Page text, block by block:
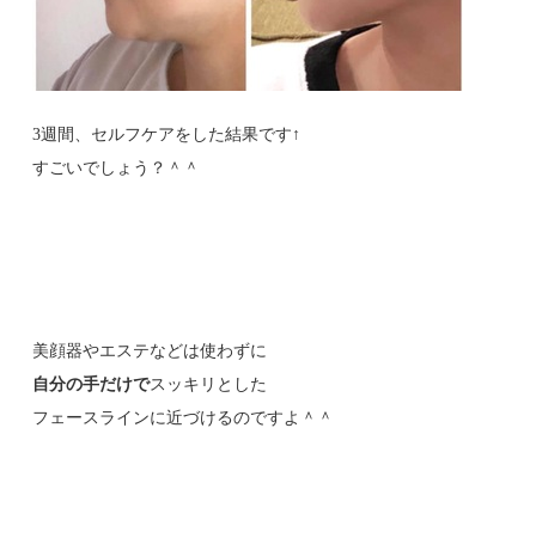
3週間、セルフケアをした結果です↑
すごいでしょう？＾＾
美顔器やエステなどは使わずに
自分の手だけでスッキリとした
フェースラインに近づけるのですよ＾＾